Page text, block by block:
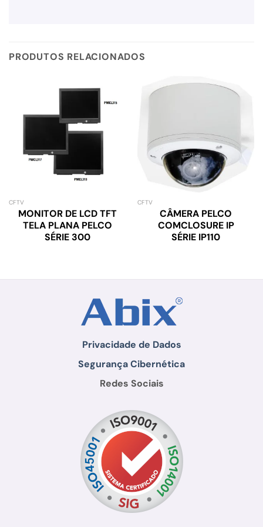
PRODUTOS RELACIONADOS
CFTV
MONITOR DE LCD TFT
TELA PLANA PELCO
SÉRIE 300
CFTV
CÂMERA PELCO
COMCLOSURE IP
SÉRIE IP110
Privacidade de Dados
Segurança Cibernética
Redes Sociais